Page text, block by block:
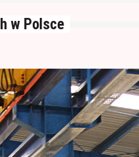
w Polsce